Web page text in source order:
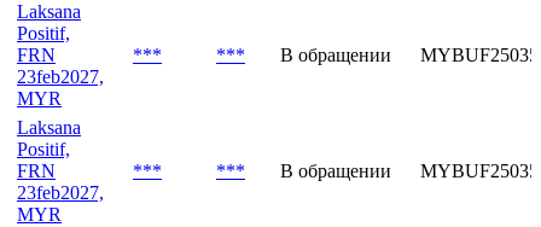
Laksana
Positif,
FRN
23feb2027,
MYR
*** *** В обращении
Laksana
Positif,
FRN
23feb2027,
MYR
*** *** В обращении